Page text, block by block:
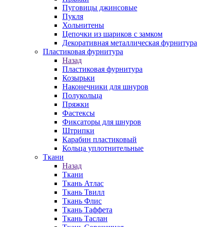
Пуговицы джинсовые
Пукля
Хольнитены
Цепочки из шариков с замком
Декоративная металлическая фурнитура
Пластиковая фурнитура
Назад
Пластиковая фурнитура
Козырьки
Наконечники для шнуров
Полукольца
Пряжки
Фастексы
Фиксаторы для шнуров
Штрипки
Карабин пластиковый
Кольца уплотнительные
Ткани
Назад
Ткани
Ткань Атлас
Ткань Твилл
Ткань Флис
Ткань Таффета
Ткань Таслан